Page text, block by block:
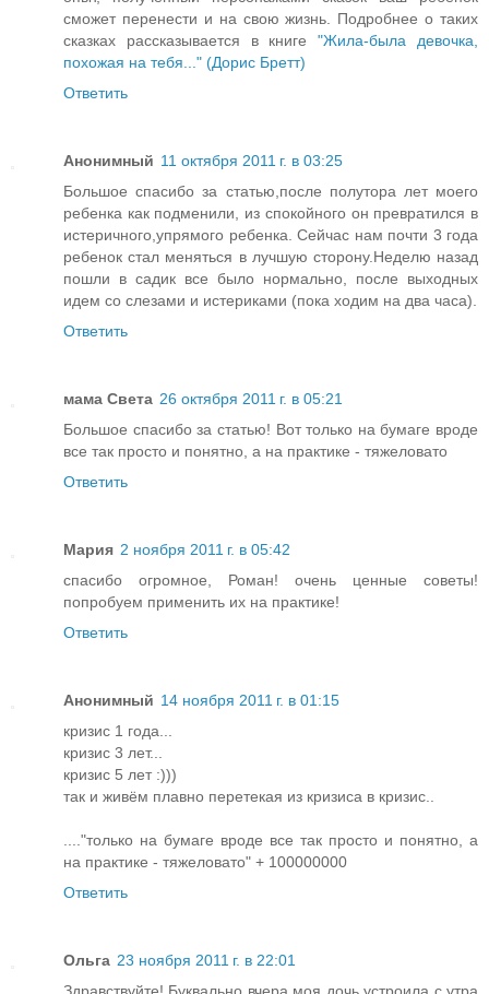
сможет перенести и на свою жизнь. Подробнее о таких
сказках рассказывается в книге"Жила-была девочка,
похожая на тебя..." (Дорис Бретт)
Ответить
Анонимный 11 октября 2011 г. в 03:25
Большое спасибо за статью,после полутора лет моего
ребенка как подменили, из спокойного он превратился в
истеричного,упрямого ребенка. Сейчас нам почти 3 года
ребенок стал меняться в лучшую сторону.Неделю назад
пошли в садик все было нормально, после выходных
идем со слезами и истериками (пока ходим на два часа).
Ответить
мама Света 26 октября 2011 г. в 05:21
Большое спасибо за статью! Вот только на бумаге вроде
все так просто и понятно, а на практике - тяжеловато
Ответить
Мария 2 ноября 2011 г. в 05:42
спасибо огромное, Роман! очень ценные советы!
попробуем применить их на практике!
Ответить
Анонимный 14 ноября 2011 г. в 01:15
кризис 1 года...
кризис 3 лет...
кризис 5 лет :)))
так и живём плавно перетекая из кризиса в кризис..
...."только на бумаге вроде все так просто и понятно, а
на практике - тяжеловато" + 100000000
Ответить
Ольга 23 ноября 2011 г. в 22:01